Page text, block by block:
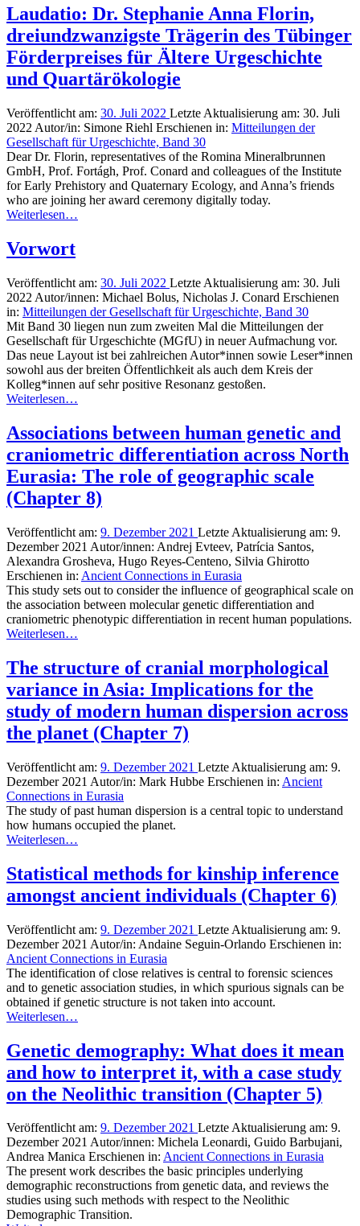
Laudatio: Dr. Stephanie Anna Florin,
dreiundzwanzigste Trägerin des Tübinger
Förderpreises für Ältere Urgeschichte
und Quartärökologie
Veröffentlicht am: 30. Juli 2022 Letzte Aktualisierung am: 30. Juli
2022 Autor/in: Simone Riehl Erschienen in: Mitteilungen der
Gesellschaft für Urgeschichte, Band 30
Dear Dr. Florin, representatives of the Romina Mineralbrunnen
GmbH, Prof. Fortágh, Prof. Conard and colleagues of the Institute
for Early Prehistory and Quaternary Ecology, and Anna’s friends
who are joining her award ceremony digitally today.
Weiterlesen…
Vorwort
Veröffentlicht am: 30. Juli 2022 Letzte Aktualisierung am: 30. Juli
2022 Autor/innen: Michael Bolus, Nicholas J. Conard Erschienen
in: Mitteilungen der Gesellschaft für Urgeschichte, Band 30
Mit Band 30 liegen nun zum zweiten Mal die Mitteilungen der
Gesellschaft für Urgeschichte (MGfU) in neuer Aufmachung vor.
Das neue Layout ist bei zahlreichen Autor*innen sowie Leser*innen
sowohl aus der breiten Öffentlichkeit als auch dem Kreis der
Kolleg*innen auf sehr positive Resonanz gestoßen.
Weiterlesen…
Associations between human genetic and
craniometric differentiation across North
Eurasia: The role of geographic scale
(Chapter 8)
Veröffentlicht am: 9. Dezember 2021 Letzte Aktualisierung am: 9.
Dezember 2021 Autor/innen: Andrej Evteev, Patrícia Santos,
Alexandra Grosheva, Hugo Reyes-Centeno, Silvia Ghirotto
Erschienen in: Ancient Connections in Eurasia
This study sets out to consider the influence of geographical scale on
the association between molecular genetic differentiation and
craniometric phenotypic differentiation in recent human populations.
Weiterlesen…
The structure of cranial morphological
variance in Asia: Implications for the
study of modern human dispersion across
the planet (Chapter 7)
Veröffentlicht am: 9. Dezember 2021 Letzte Aktualisierung am: 9.
Dezember 2021 Autor/in: Mark Hubbe Erschienen in: Ancient
Connections in Eurasia
The study of past human dispersion is a central topic to understand
how humans occupied the planet.
Weiterlesen…
Statistical methods for kinship inference
amongst ancient individuals (Chapter 6)
Veröffentlicht am: 9. Dezember 2021 Letzte Aktualisierung am: 9.
Dezember 2021 Autor/in: Andaine Seguin-Orlando Erschienen in:
Ancient Connections in Eurasia
The identification of close relatives is central to forensic sciences
and to genetic association studies, in which spurious signals can be
obtained if genetic structure is not taken into account.
Weiterlesen…
Genetic demography: What does it mean
and how to interpret it, with a case study
on the Neolithic transition (Chapter 5)
Veröffentlicht am: 9. Dezember 2021 Letzte Aktualisierung am: 9.
Dezember 2021 Autor/innen: Michela Leonardi, Guido Barbujani,
Andrea Manica Erschienen in: Ancient Connections in Eurasia
The present work describes the basic principles underlying
demographic reconstructions from genetic data, and reviews the
studies using such methods with respect to the Neolithic
Demographic Transition.